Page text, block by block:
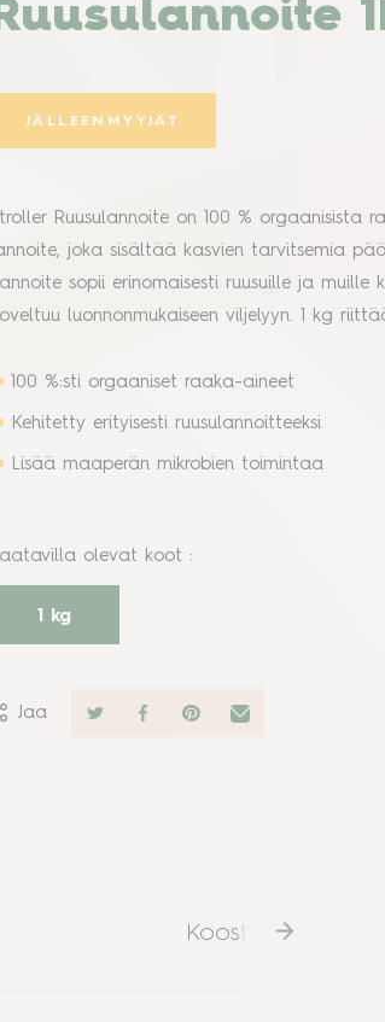
Ruusulannoite
JÄLLEENMYYJÄT
Stroller Ruusulannoite on 100 %
lannoite, joka sisältää kasvien tarvitsemia
Lannoite sopii erinomaisesti ruusuille ja
Soveltuu luonnonmukaiseen viljelyyn. 1 kg
100 %:sti orgaaniset raaka-aineet
Kehitetty erityisesti ruusulannoitteeksi
Lisää maaperän mikrobien toimintaa
Saatavilla olevat koot
1 kg
Jaa
Koostumus